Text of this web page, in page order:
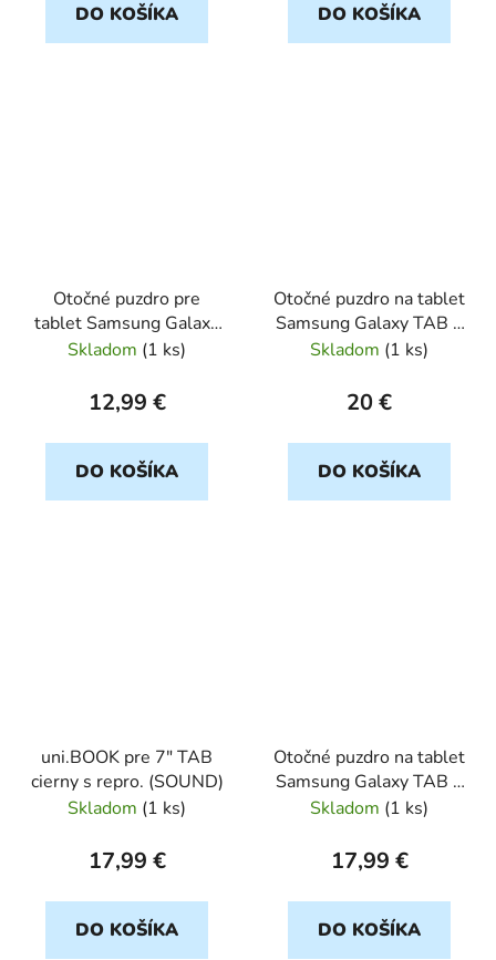
DO KOŠÍKA DO KOŠÍKA
Otočné puzdro pre
tablet Samsung Galaxy
TAB 2 7" cierny ROTAB
Skladom (1 ks)
12,99 €
DO KOŠÍKA
Otočné puzdro na tablet
Samsung Galaxy TAB 3
8" cierny ROTAB
Skladom (1 ks)
20 €
DO KOŠÍKA
uni.BOOK pre 7" TAB
cierny s repro. (SOUND)
Skladom (1 ks)
17,99 €
DO KOŠÍKA
Otočné puzdro na tablet
Samsung Galaxy TAB 2
10,1" cierny ROTAB
Skladom (1 ks)
17,99 €
DO KOŠÍKA